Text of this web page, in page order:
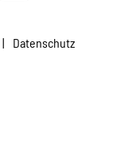
| Datenschutz